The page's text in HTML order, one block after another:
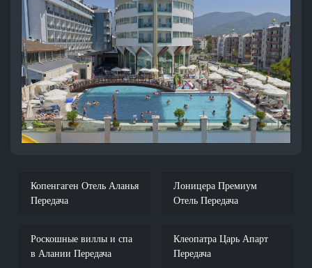
Копенгаген Отель Аланья
Передача
Лоницера Премиум
Отель Передача
Роскошные виллы и спа
в Алании Передача
Клеопатра Царь Апарт
Передача